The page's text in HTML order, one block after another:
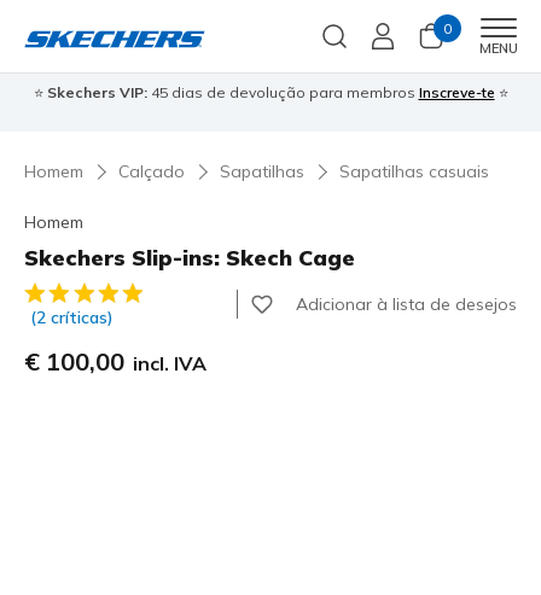
0
MENU
⭐ Skechers VIP:45 dias de devolução para membros Inscreve-te ⭐
Homem Calçado Sapatilhas Sapatilhas casuais
Homem
Skechers Slip-ins: Skech Cage
3$1 de 5 – Classificação do cliente
(2 críticas)
Adicionar à lista de desejos
€ 100,00 incl. IVA